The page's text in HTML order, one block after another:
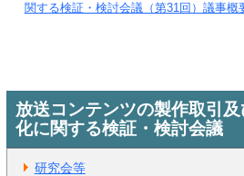
関する検証・検討会議（第31回）議事概
放送コンテンツの製作取引
化に関する検証・検討会議
研究会等